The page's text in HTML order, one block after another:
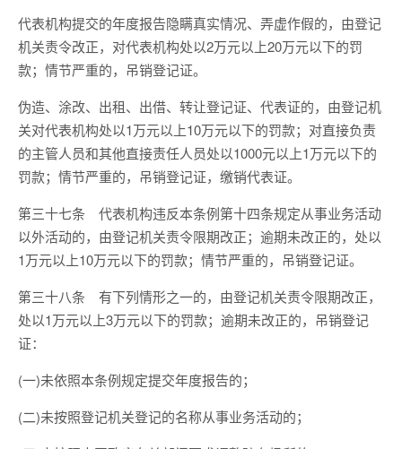
代表机构提交的年度报告隐瞒真实情况、弄虚作假的，由登记
机关责令改正，对代表机构处以2万元以上20万元以下的罚
款；情节严重的，吊销登记证。
伪造、涂改、出租、出借、转让登记证、代表证的，由登记机
关对代表机构处以1万元以上10万元以下的罚款；对直接负责
的主管人员和其他直接责任人员处以1000元以上1万元以下的
罚款；情节严重的，吊销登记证，缴销代表证。
第三十七条 代表机构违反本条例第十四条规定从事业务活动
以外活动的，由登记机关责令限期改正；逾期未改正的，处以
1万元以上10万元以下的罚款；情节严重的，吊销登记证。
第三十八条 有下列情形之一的，由登记机关责令限期改正，
处以1万元以上3万元以下的罚款；逾期未改正的，吊销登记
证：
(一)未依照本条例规定提交年度报告的；
(二)未按照登记机关登记的名称从事业务活动的；